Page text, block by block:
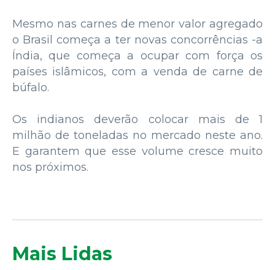
Mesmo nas carnes de menor valor agregado
o Brasil começa a ter novas concorrências -a
Índia, que começa a ocupar com força os
países islâmicos, com a venda de carne de
búfalo.
Os indianos deverão colocar mais de 1
milhão de toneladas no mercado neste ano.
E garantem que esse volume cresce muito
nos próximos.
Mais Lidas